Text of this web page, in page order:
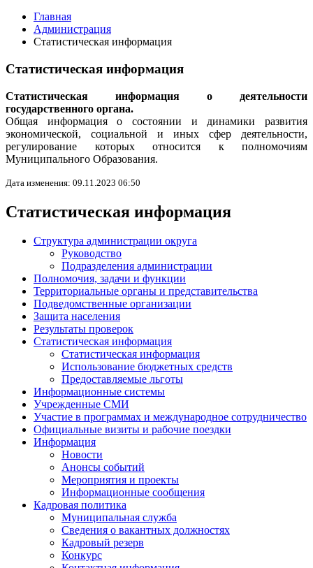
Главная
Администрация
Статистическая информация
Статистическая информация
Статистическая информация о деятельности
государственного органа.
Общая информация о состоянии и динамики развития
экономической, социальной и иных сфер деятельности,
регулирование которых относится к полномочиям
Муниципального Образования.
Дата изменения: 09.11.2023 06:50
Статистическая информация
Структура администрации округа
Руководство
Подразделения администрации
Полномочия, задачи и функции
Территориальные органы и представительства
Подведомственные организации
Защита населения
Результаты проверок
Статистическая информация
Статистическая информация
Использование бюджетных средств
Предоставляемые льготы
Информационные системы
Учрежденные СМИ
Участие в программах и международное сотрудничество
Официальные визиты и рабочие поездки
Информация
Новости
Анонсы событий
Мероприятия и проекты
Информационные сообщения
Кадровая политика
Муниципальная служба
Сведения о вакантных должностях
Кадровый резерв
Конкурс